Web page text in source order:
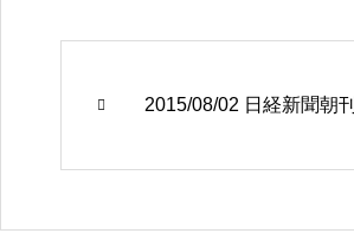
2015/08/02 日経新聞朝刊